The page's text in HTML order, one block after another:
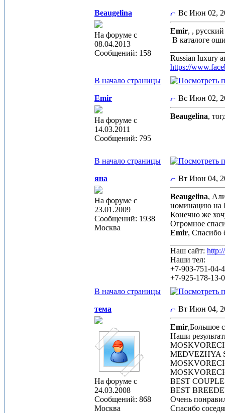
Beaugelina
На форуме с
08.04.2013
Сообщений: 158
Вс Июн 02,
Emir, ,
В каталоге
Russian luxury
https://
В начало страницы
Emir
На форуме с
14.03.2011
Сообщений: 795
Вс Июн 02,
Beaugelina,
В начало страницы
яна
На форуме с
23.01.2009
Сообщений: 1938
Москва
Вт Июн 04,
Beaugelina,
номинацию на
Конечно же
Огромное
Emir, Спасибо
Наш сайт:
Наши тел:
+7-903-751-04-
+7-925-178-13-
В начало страницы
тема
На форуме с
24.03.2008
Сообщений: 868
Москва
Вт Июн 04,
Emir,Большое
Наши
MEDVEZHYA
BEST
BEST
Очень
Спасибо